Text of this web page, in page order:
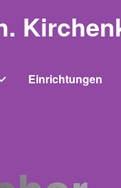
Unternavigation von
Einrichtungen